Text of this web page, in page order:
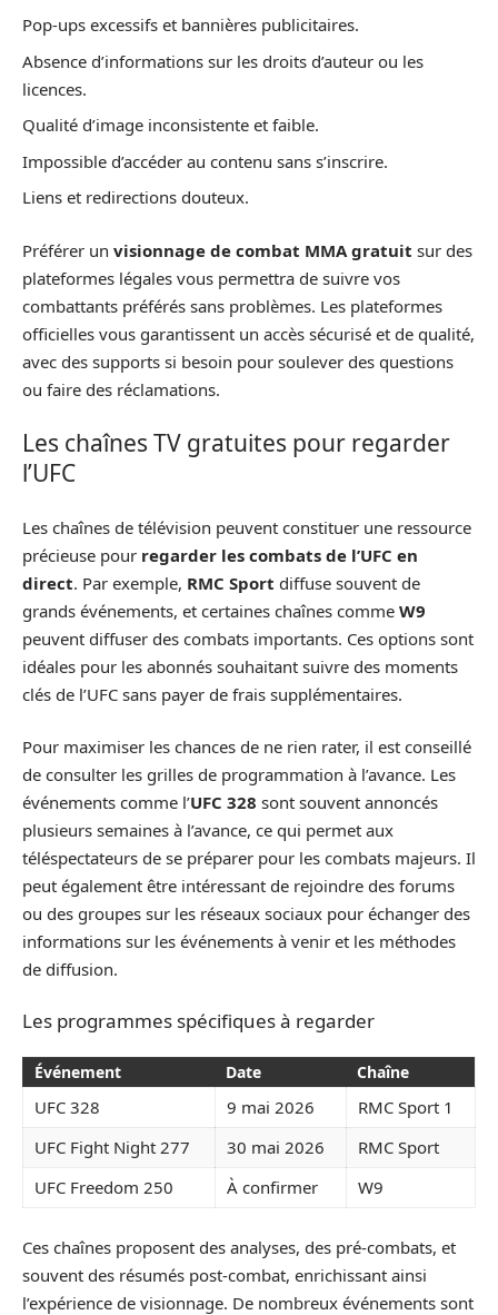
Pop-ups excessifs et bannières publicitaires.
Absence d’informations sur les droits d’auteur ou les
licences.
Qualité d’image inconsistente et faible.
Impossible d’accéder au contenu sans s’inscrire.
Liens et redirections douteux.
Préférer un visionnage de combat MMA gratuit sur des
plateformes légales vous permettra de suivre vos
combattants préférés sans problèmes. Les plateformes
officielles vous garantissent un accès sécurisé et de qualité,
avec des supports si besoin pour soulever des questions
ou faire des réclamations.
Les chaînes TV gratuites pour regarder
l’UFC
Les chaînes de télévision peuvent constituer une ressource
précieuse pour regarder les combats de l’UFC en
direct. Par exemple, RMC Sport diffuse souvent de
grands événements, et certaines chaînes comme W9
peuvent diffuser des combats importants. Ces options sont
idéales pour les abonnés souhaitant suivre des moments
clés de l’UFC sans payer de frais supplémentaires.
Pour maximiser les chances de ne rien rater, il est conseillé
de consulter les grilles de programmation à l’avance. Les
événements comme l’UFC 328 sont souvent annoncés
plusieurs semaines à l’avance, ce qui permet aux
téléspectateurs de se préparer pour les combats majeurs. Il
peut également être intéressant de rejoindre des forums
ou des groupes sur les réseaux sociaux pour échanger des
informations sur les événements à venir et les méthodes
de diffusion.
Les programmes spécifiques à regarder
Événement Date Chaîne
UFC 328 9 mai 2026
RMC Sport 1
UFC Fight Night 277
30 mai 2026
RMC Sport
UFC Freedom 250
À confirmer W9
Ces chaînes proposent des analyses, des pré-combats, et
souvent des résumés post-combat, enrichissant ainsi
l’expérience de visionnage. De nombreux événements sont